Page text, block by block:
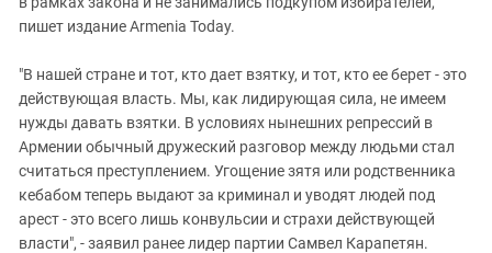
пишет издание Armenia Today.
"В нашей стране и тот, кто дает взятку, и тот, кто ее берет - это
действующая власть. Мы, как лидирующая сила, не имеем
нужды давать взятки. В условиях нынешних репрессий в
Армении обычный дружеский разговор между людьми стал
считаться преступлением. Угощение зятя или родственника
кебабом теперь выдают за криминал и уводят людей под
арест - это всего лишь конвульсии и страхи действующей
власти", - заявил ранее лидер партии Самвел Карапетян.